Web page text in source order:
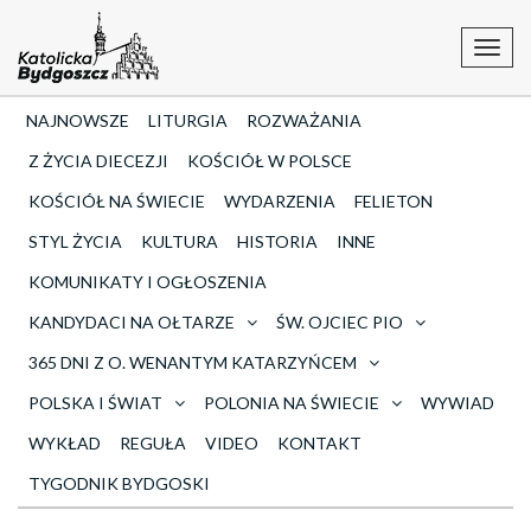
NAJNOWSZE LITURGIA
ROZWAŻANIA
Z ŻYCIA DIECEZJI
KOŚCIÓŁ W POLSCE
KOŚCIÓŁ NA ŚWIECIE
WYDARZENIA
FELIETON
STYL ŻYCIA
KULTURA HISTORIA
INNE
KOMUNIKATY I OGŁOSZENIA
KANDYDACI NA OŁTARZE
ŚW. OJCIEC PIO
365 DNI Z O. WENANTYM KATARZYŃCEM
POLSKA I ŚWIAT
POLONIA NA ŚWIECIE
WYWIAD
WYKŁAD
REGUŁA VIDEO
KONTAKT
TYGODNIK BYDGOSKI